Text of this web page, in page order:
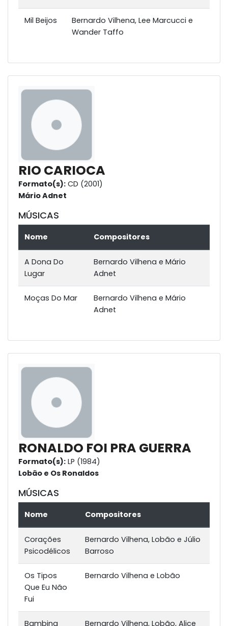
Mil Beijos
Bernardo Vilhena, Lee Marcucci e
Wander Taffo
RIO CARIOCA
Formato(s): CD (2001)
Mário Adnet
MÚSICAS
Nome Compositores
A Dona Do
Lugar
Bernardo Vilhena e Mário
Adnet
Moças Do Mar
Bernardo Vilhena e Mário
Adnet
RONALDO FOI PRA GUERRA
Formato(s): LP (1984)
Lobão e Os Ronaldos
MÚSICAS
Nome Compositores
Corações
Psicodélicos
Bernardo Vilhena, Lobão e Júlio
Barroso
Os Tipos
Que Eu Não
Fui
Bernardo Vilhena e Lobão
Bambina Bernardo Vilhena, Lobão, Alice